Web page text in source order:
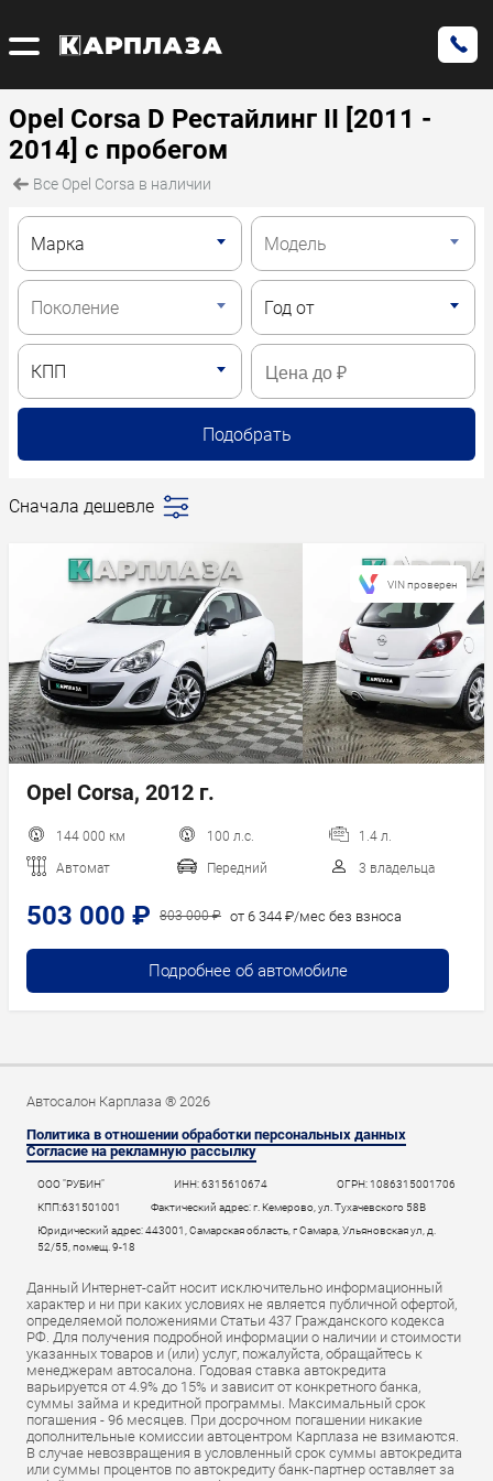
Opel Corsa D Рестайлинг II [2011 -
2014] с пробегом
Все Opel Corsa в наличии
Сначала дешевле
Сначала дешевле
Сначала дороже
Пробег
Год новее
Год старше
Opel Corsa, 2012 г.
144 000 км 100 л.с. 1.4 л.
Автомат Передний 3 владельца
503 000 ₽ 803 000 ₽ от 6 344 ₽/мес без взноса
Подробнее об автомобиле
VIN проверен
Подобрать
Автосалон Карплаза ® 2026
Политика в отношении обработки персональных данных
Согласие на рекламную рассылку
ООО "РУБИН" ИНН: 6315610674
ОГРН: 1086315001706
КПП:631501001
Фактический адрес: г. Кемерово, ул. Тухачевского 58В
Юридический адрес: 443001, Самарская область, г Самара, Ульяновская ул, д.
52/55, помещ. 9-18
Данный Интернет-сайт носит исключительно информационный
характер и ни при каких условиях не является публичной офертой,
определяемой положениями Статьи 437 Гражданского кодекса
РФ. Для получения подробной информации о наличии и стоимости
указанных товаров и (или) услуг, пожалуйста, обращайтесь к
менеджерам автосалона. Годовая ставка автокредита
варьируется от 4.9% до 15% и зависит от конкретного банка,
суммы займа и кредитной программы. Максимальный срок
погашения - 96 месяцев. При досрочном погашении никакие
дополнительные комиссии автоцентром Карплаза не взимаются.
В случае невозвращения в условленный срок суммы автокредита
или суммы процентов по автокредиту банк-партнер оставляет за